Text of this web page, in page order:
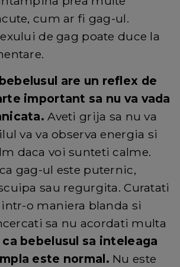
cum ar fi gag-ul.
de gag poate duce la
are un reflex de
important sa nu va vada
Aveti grija sa nu va
va va observa energia si
daca voi sunteti calme.
gag-ul este puternic,
sau regurgita. Curatati
o maniera blanda si
sa nu acordati multa
ca bebelusul sa inteleaga
este normal. Nu este